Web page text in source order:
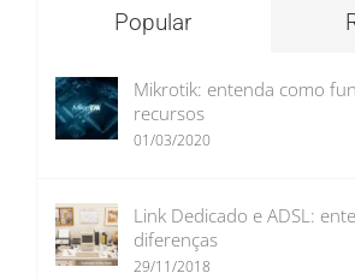
Popular
Mikrotik: entenda como
recursos
01/03/2020
Link Dedicado e ADSL:
diferenças
29/11/2018